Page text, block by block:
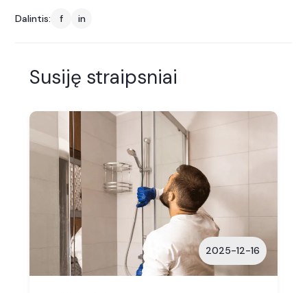
Dalintis: f in
Susiję straipsniai
2025-12-16